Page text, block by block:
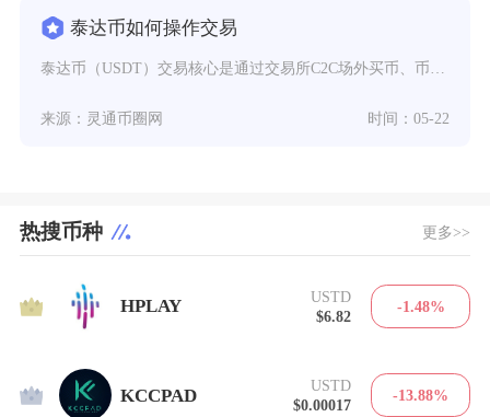
泰达币如何操作交易
来源：灵通币圈网 时间：05-22
热搜币种 更多>>
1 HPLAY
USTD
$6.82
-1.48%
2 KCCPAD
USTD
$0.00017
-13.88%